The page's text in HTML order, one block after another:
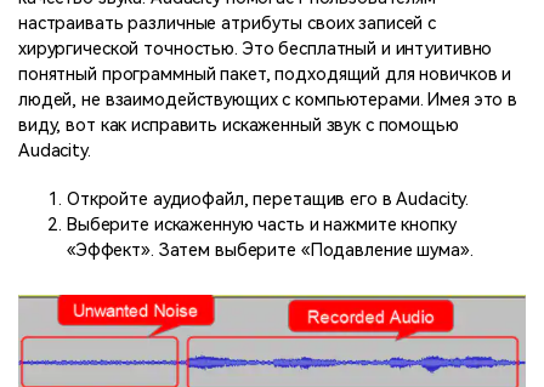
настраивать различные атрибуты своих записей с
хирургической точностью. Это бесплатный и интуитивно
понятный программный пакет, подходящий для новичков и
людей, не взаимодействующих с компьютерами. Имея это в
виду, вот как исправить искаженный звук с помощью
Audacity.
Откройте аудиофайл, перетащив его в Audacity.
Выберите искаженную часть и нажмите кнопку
«Эффект». Затем выберите «Подавление шума».